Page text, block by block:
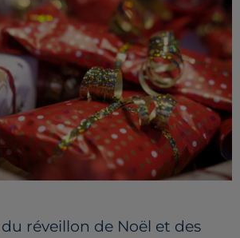
réveillon de Noël et des